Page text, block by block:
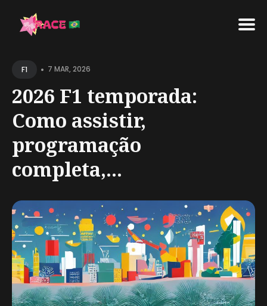
for
F1 • 7 MAR, 2026
2026 F1 temporada:
Como assistir,
programação
completa,...